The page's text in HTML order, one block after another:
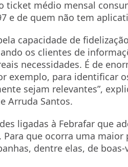
ticket médio mensal
e de quem não tem
capacidade de
os clientes de
necessidades. É de
exemplo, para identificar
sejam relevantes”,
Arruda Santos.
ligadas à Febrafar que
que ocorra uma
dentre elas, de